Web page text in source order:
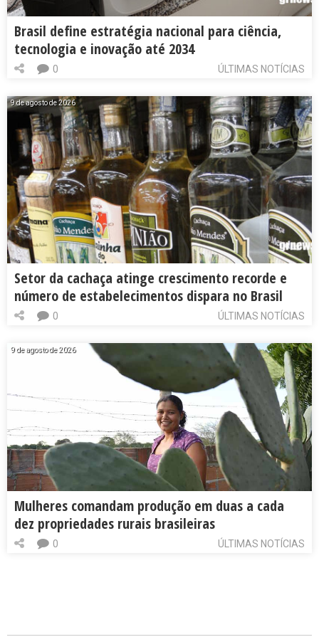
Brasil define estratégia nacional para ciência,
tecnologia e inovação até 2034
ÚLTIMAS NOTÍCIAS
0
9 de agosto de 2026
Setor da cachaça atinge crescimento recorde e
número de estabelecimentos dispara no Brasil
ÚLTIMAS NOTÍCIAS
0
9 de agosto de 2026
Mulheres comandam produção em duas a cada
dez propriedades rurais brasileiras
ÚLTIMAS NOTÍCIAS
0